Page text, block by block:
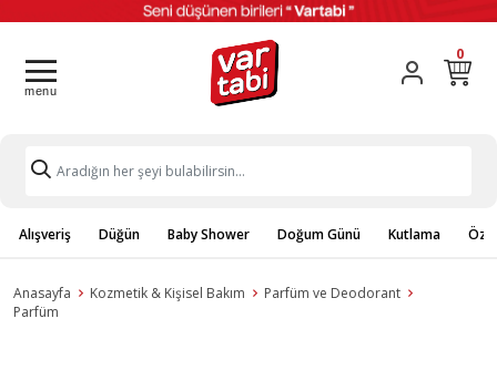
0
Alışveriş Düğün Baby Shower Doğum Günü Kutlama
Anasayfa Kozmetik & Kişisel Bakım
Parfüm ve Deodorant
Parfüm